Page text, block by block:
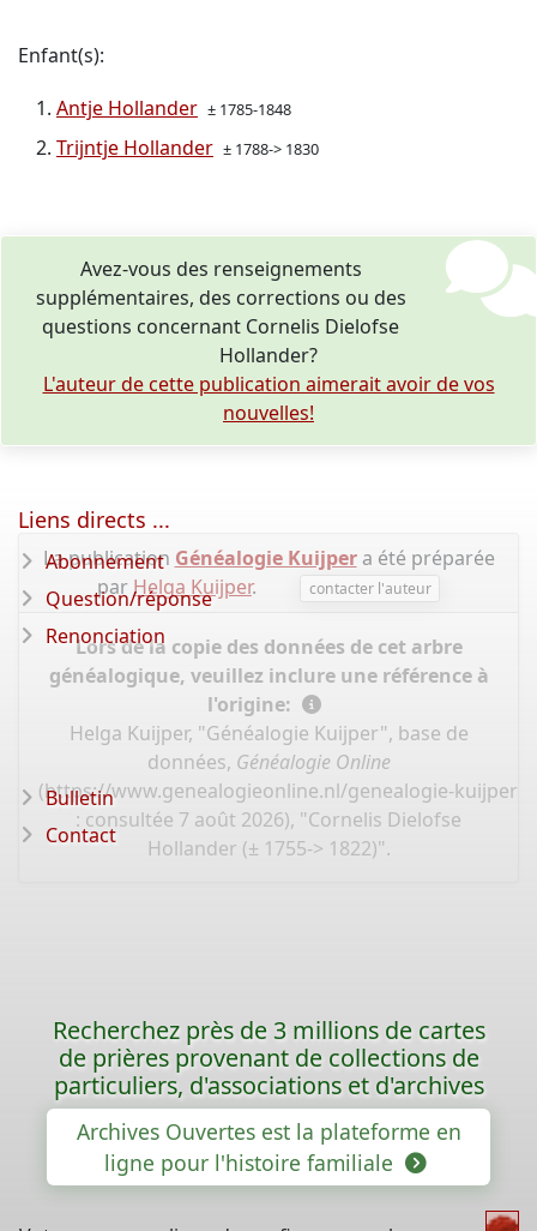
Enfant(s):
Antje Hollander ± 1785-1848
Trijntje Hollander ± 1788-> 1830
Avez-vous des renseignements
supplémentaires, des corrections ou des
questions concernant Cornelis Dielofse
Hollander?
L'auteur de cette publication aimerait avoir de vos
nouvelles!
La publication Généalogie Kuijpera été préparée
parHelga Kuijper. contacter l'auteur
Lors de la copie des données de cet arbre
généalogique, veuillez inclure une référence à
l'origine:
Helga Kuijper, "Généalogie Kuijper", base de
données, Généalogie Online
(https://www.genealogieonline.nl/genealogie-kuijper/
: consultée 7 août 2026), "Cornelis Dielofse
Hollander (± 1755-> 1822)".
Liens directs ...
Abonnement
Question/réponse
Renonciation
Bulletin
Contact
Recherchez près de 3 millions de cartes
de prières provenant de collections de
particuliers, d'associations et d'archives
Archives Ouvertes est la plateforme en
ligne pour l'histoire familiale